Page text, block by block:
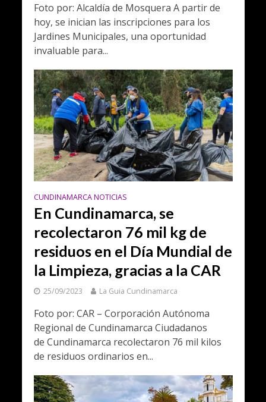
Foto por: Alcaldía de Mosquera A partir de
hoy, se inician las inscripciones para los
Jardines Municipales, una oportunidad
invaluable para...
CUNDINAMARCA NOTICIAS
En Cundinamarca, se
recolectaron 76 mil kg de
residuos en el Día Mundial de
la Limpieza, gracias a la CAR
25/09/2023 La Guia Cundinamarca
Foto por: CAR – Corporación Autónoma
Regional de Cundinamarca Ciudadanos
de Cundinamarca recolectaron 76 mil kilos
de residuos ordinarios en...